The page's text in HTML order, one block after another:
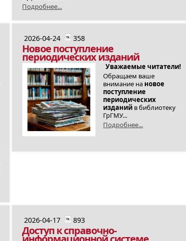
Подробнее...
2026-04-24 358
Новое поступление
периодических изданий
Уважаемые читатели!
Обращаем ваше
внимание на новое
поступление
периодических
изданий в библиотеку
ГрГМУ...
Подробнее...
2026-04-17 893
Доступ к справочно-